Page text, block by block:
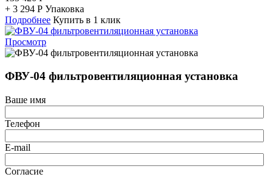
+ 3 294 Р Упаковка
Подробнее Купить в 1 клик
Просмотр
ФВУ-04 фильтровентиляционная установка
Ваше имя
Телефон
E-mail
Согласие